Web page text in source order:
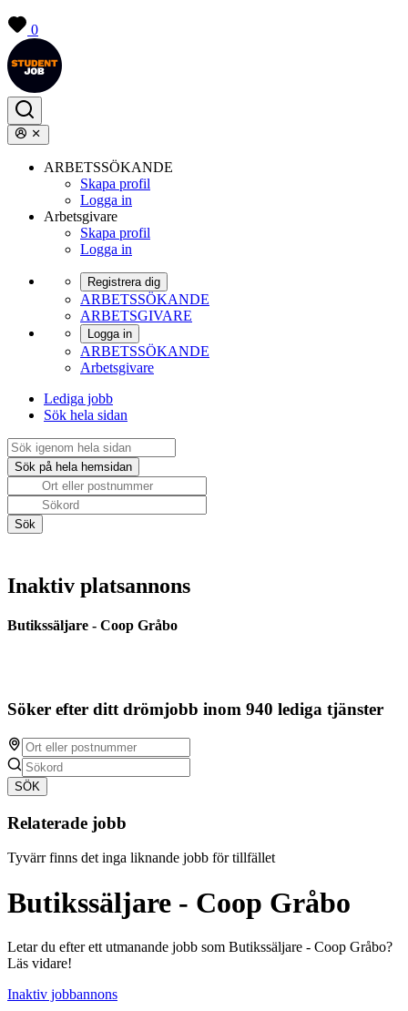
0
ARBETSSÖKANDE
Skapa profil
Logga in
Arbetsgivare
Skapa profil
Logga in
Registrera dig
ARBETSSÖKANDE
ARBETSGIVARE
Logga in
ARBETSSÖKANDE
Arbetsgivare
Lediga jobb
Sök hela sidan
Inaktiv platsannons
Butikssäljare - Coop Gråbo
Söker efter ditt drömjobb inom 940 lediga tjänster
SÖK
Relaterade jobb
Tyvärr finns det inga liknande jobb för tillfället
Butikssäljare - Coop Gråbo
Letar du efter ett utmanande jobb som Butikssäljare - Coop Gråbo?
Läs vidare!
Inaktiv jobbannons